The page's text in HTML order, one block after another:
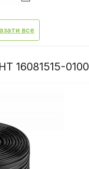
все
16081515-0100